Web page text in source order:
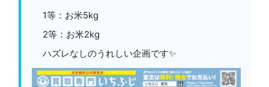
1等：お米5kg
2等：お米2kg
ハズレなしのうれしい企画です✨